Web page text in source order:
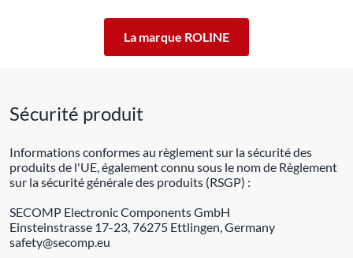
La marque ROLINE
Sécurité produit
Informations conformes au règlement sur la sécurité des
produits de l'UE, également connu sous le nom de Règlement
sur la sécurité générale des produits (RSGP) :
SECOMP Electronic Components GmbH
Einsteinstrasse 17-23, 76275 Ettlingen, Germany
safety@secomp.eu